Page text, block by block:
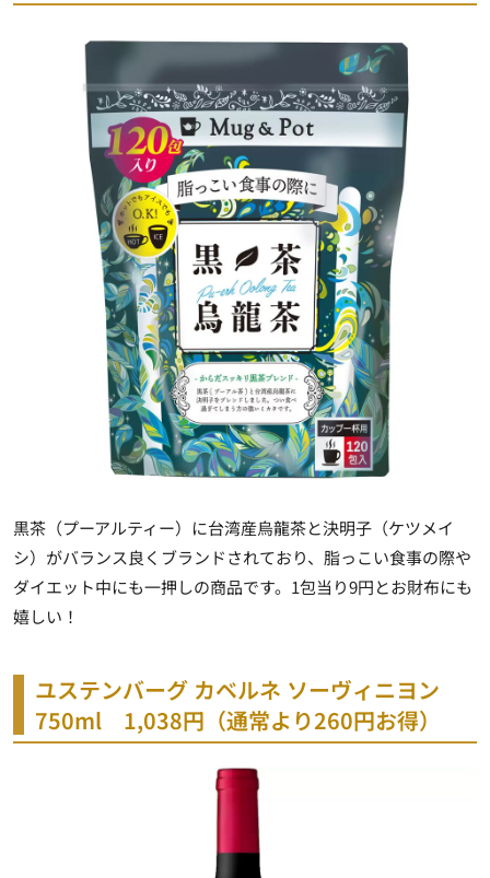
黒茶（プーアルティー）に台湾産烏龍茶と決明子（ケツメイ
シ）がバランス良くブランドされており、脂っこい食事の際や
ダイエット中にも一押しの商品です。1包当り9円とお財布にも
嬉しい！
ユステンバーグ カベルネ ソーヴィニヨン
750ml 1,038円（通常より260円お得）